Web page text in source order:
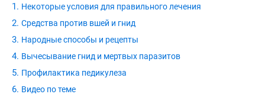
Некоторые условия для правильного лечения
Средства против вшей и гнид
Народные способы и рецепты
Вычесывание гнид и мертвых паразитов
Профилактика педикулеза
Видео по теме